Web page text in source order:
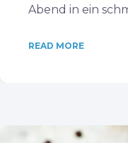
Abend in ein
READ MORE